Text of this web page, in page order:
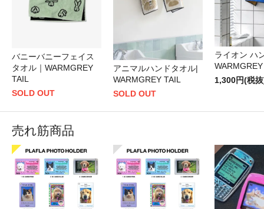
バニーバニーフェイス
タオル｜WARMGREY
TAIL
SOLD OUT
アニマルハンドタオル|
WARMGREY TAIL
SOLD OUT
ライオン ハ
1,300円(税
売れ筋商品